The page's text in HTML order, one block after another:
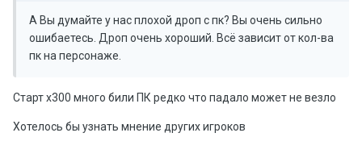
А Вы думайте у нас плохой дроп с пк? Вы очень сильно
ошибаетесь. Дроп очень хороший. Всё зависит от кол-ва
пк на персонаже.
Старт х300 много били ПК редко что падало может не везло
Хотелось бы узнать мнение других игроков